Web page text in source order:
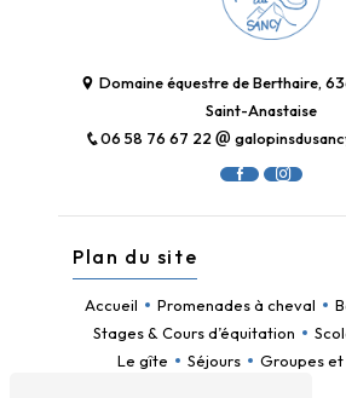
Domaine équestre de Berthaire,
Saint-Anastaise
06 58 76 67 22
Plan du site
Accueil Promenades à cheval
Stages & Cours d’équitation
Le gîte
Séjours
Groupes